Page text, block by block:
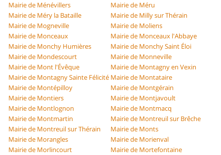
Mairie de Ménévillers
Mairie de Méru
Mairie de Méry la Bataille
Mairie de Milly sur Thérain
Mairie de Mogneville
Mairie de Moliens
Mairie de Monceaux
Mairie de Monceaux l'Abbaye
Mairie de Monchy Humières
Mairie de Monchy Saint Éloi
Mairie de Mondescourt
Mairie de Monneville
Mairie de Mont l'Évêque
Mairie de Montagny en Vexin
Mairie de Montagny Sainte Félicité Mairie de Montataire
Mairie de Montépilloy
Mairie de Montgérain
Mairie de Montiers
Mairie de Montjavoult
Mairie de Montlognon
Mairie de Montmacq
Mairie de Montmartin
Mairie de Montreuil sur Brêche
Mairie de Montreuil sur Thérain
Mairie de Monts
Mairie de Morangles
Mairie de Morienval
Mairie de Morlincourt
Mairie de Mortefontaine